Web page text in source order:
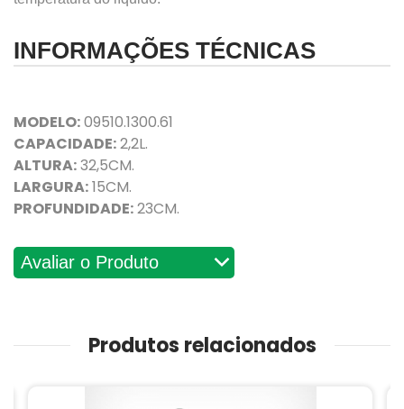
INFORMAÇÕES TÉCNICAS
MODELO:09510.1300.61
CAPACIDADE:2,2L.
ALTURA:32,5CM.
LARGURA:15CM.
PROFUNDIDADE:23CM.
Avaliações
Produtos relacionados